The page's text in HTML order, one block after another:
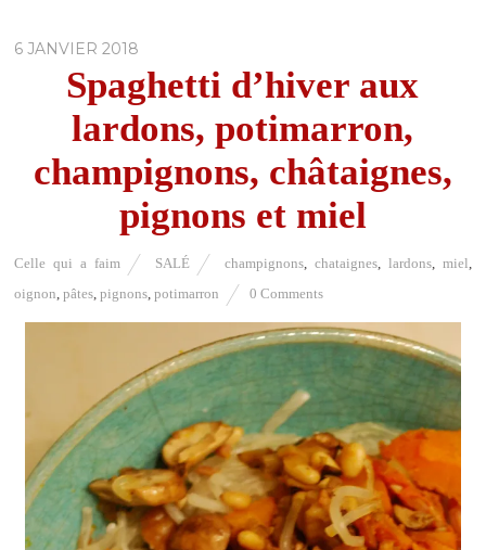
6 JANVIER 2018
Spaghetti d’hiver aux
lardons, potimarron,
champignons, châtaignes,
pignons et miel
Celle qui a faim SALÉ champignons, chataignes, lardons, miel,
oignon,pâtes,pignons,potimarron 0 Comments